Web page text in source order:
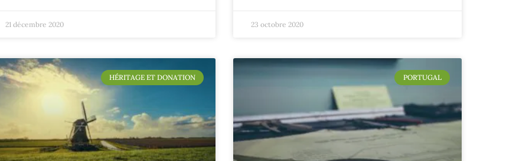
21 décembre 2020 23 octobre 2020
HÉRITAGE ET DONATION PORTUGAL